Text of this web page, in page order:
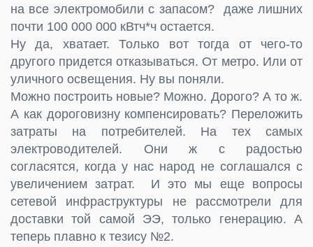
на все электромобили с запасом? даже лишних
почти 100 000 000 кВтч*ч остается.
Ну да, хватает. Только вот тогда от чего-то
другого придется отказываться. От метро. Или от
уличного освещения. Ну вы поняли.
Можно построить новые? Можно. Дорого? А то ж.
А как дороговизну компенсировать? Переложить
затраты на потребителей. На тех самых
электроводителей. Они ж с радостью
согласятся, когда у нас народ не соглашался с
увеличением затрат. И это мы еще вопросы
сетевой инфраструктуры не рассмотрели для
доставки той самой ЭЭ, только генерацию. А
теперь плавно к тезису №2.